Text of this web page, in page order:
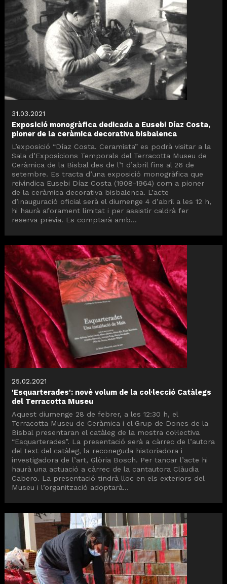
31.03.2021
Exposició monogràfica dedicada a Eusebi Díaz Costa,
pioner de la ceràmica decorativa bisbalenca
L’exposició “Díaz Costa. Ceramista” es podrà visitar a la
Sala d’Exposicions Temporals del Terracotta Museu de
Ceràmica de la Bisbal des de l’1 d’abril fins al 26 de
setembre. Es tracta d’una exposició monogràfica que
reivindica Eusebi Díaz Costa (1908-1964) com a pioner
de la ceràmica decorativa bisbalenca. L’acte
d’inauguració oficial serà el diumenge 4 d’abril a les 12 h,
hi haurà aforament limitat i per assistir caldrà fer
reserva prèvia. Es comptarà amb...
25.02.2021
'Esquarterades': novè volum de la col·lecció Catàlegs
del Terracotta Museu
Aquest diumenge 28 de febrer, a les 12:30 h, el
Terracotta Museu de Ceràmica i el Grup de Dones de la
Bisbal presentaran el catàleg de la mostra col·lectiva
“Esquarterades”. La presentació serà a càrrec de l’autora
del text del catàleg, la reconeguda historiadora i
investigadora de l’art, Glòria Bosch. Per tancar l’acte hi
haurà una actuació a càrrec de la cantautora Clàudia
Cabero. La presentació tindrà lloc en els exteriors del
Museu i l’organització adoptarà...